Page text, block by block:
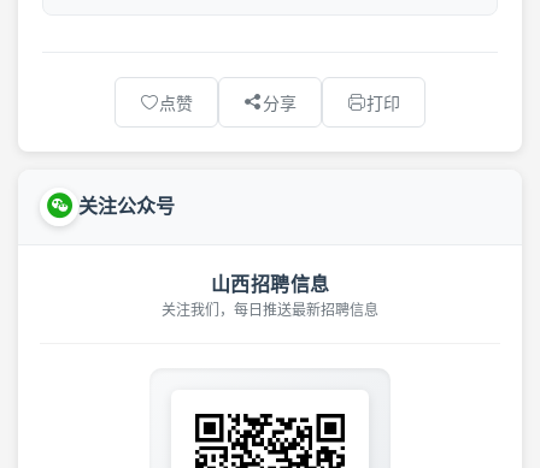
点赞 分享 打印
关注公众号
山西招聘信息
关注我们，每日推送最新招聘信息